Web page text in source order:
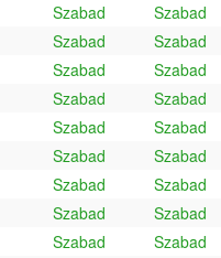
Szabad
Szabad
Szabad
Szabad
Szabad
Szabad
Szabad
Szabad
Szabad
Szabad
Szabad
Szabad
Szabad
Szabad
Szabad
Szabad
Szabad Szabad